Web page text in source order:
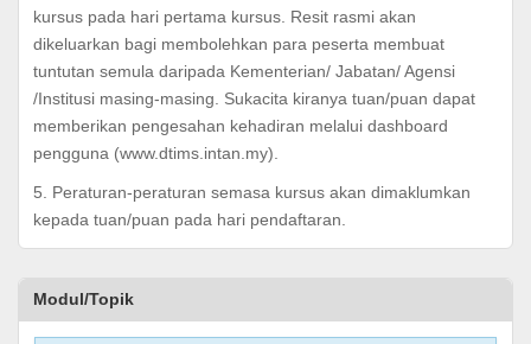
kursus pada hari pertama kursus. Resit rasmi akan
dikeluarkan bagi membolehkan para peserta membuat
tuntutan semula daripada Kementerian/ Jabatan/ Agensi
/Institusi masing-masing. Sukacita kiranya tuan/puan dapat
memberikan pengesahan kehadiran melalui dashboard
pengguna (www.dtims.intan.my).
5. Peraturan-peraturan semasa kursus akan dimaklumkan
kepada tuan/puan pada hari pendaftaran.
Modul/Topik